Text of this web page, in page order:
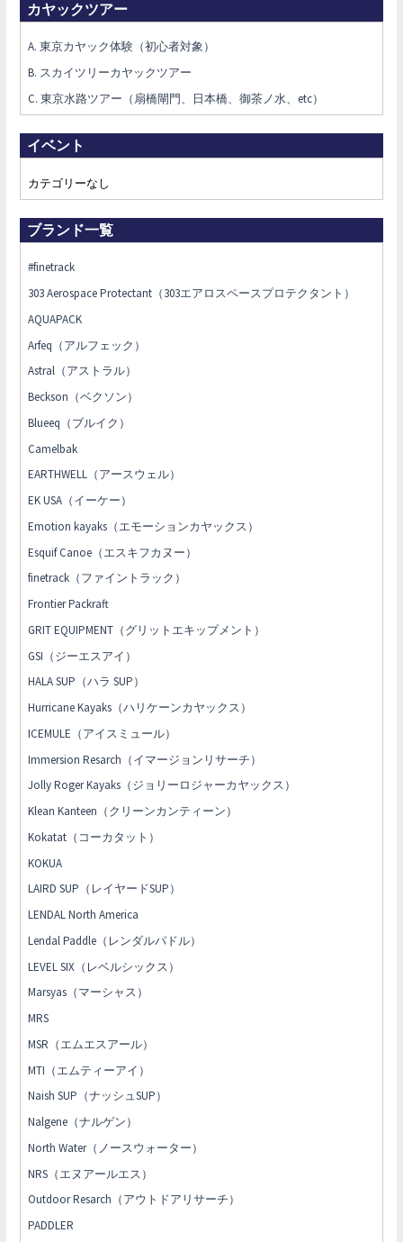
カヤックツアー
A. 東京カヤック体験（初心者対象）
B. スカイツリーカヤックツアー
C. 東京水路ツアー（扇橋閘門、日本橋、御茶ノ水、etc）
イベント
カテゴリーなし
ブランド一覧
#finetrack
303 Aerospace Protectant（303エアロスペースプロテクタント）
AQUAPACK
Arfeq（アルフェック）
Astral（アストラル）
Beckson（ベクソン）
Blueeq（ブルイク）
Camelbak
EARTHWELL（アースウェル）
EK USA（イーケー）
Emotion kayaks（エモーションカヤックス）
Esquif Canoe（エスキフカヌー）
finetrack（ファイントラック）
Frontier Packraft
GRIT EQUIPMENT（グリットエキップメント）
GSI（ジーエスアイ）
HALA SUP（ハラ SUP）
Hurricane Kayaks（ハリケーンカヤックス）
ICEMULE（アイスミュール）
Immersion Resarch（イマージョンリサーチ）
Jolly Roger Kayaks（ジョリーロジャーカヤックス）
Klean Kanteen（クリーンカンティーン）
Kokatat（コーカタット）
KOKUA
LAIRD SUP（レイヤードSUP）
LENDAL North America
Lendal Paddle（レンダルパドル）
LEVEL SIX（レベルシックス）
Marsyas（マーシャス）
MRS
MSR（エムエスアール）
MTI（エムティーアイ）
Naish SUP（ナッシュSUP）
Nalgene（ナルゲン）
North Water（ノースウォーター）
NRS（エヌアールエス）
Outdoor Resarch（アウトドアリサーチ）
PADDLER